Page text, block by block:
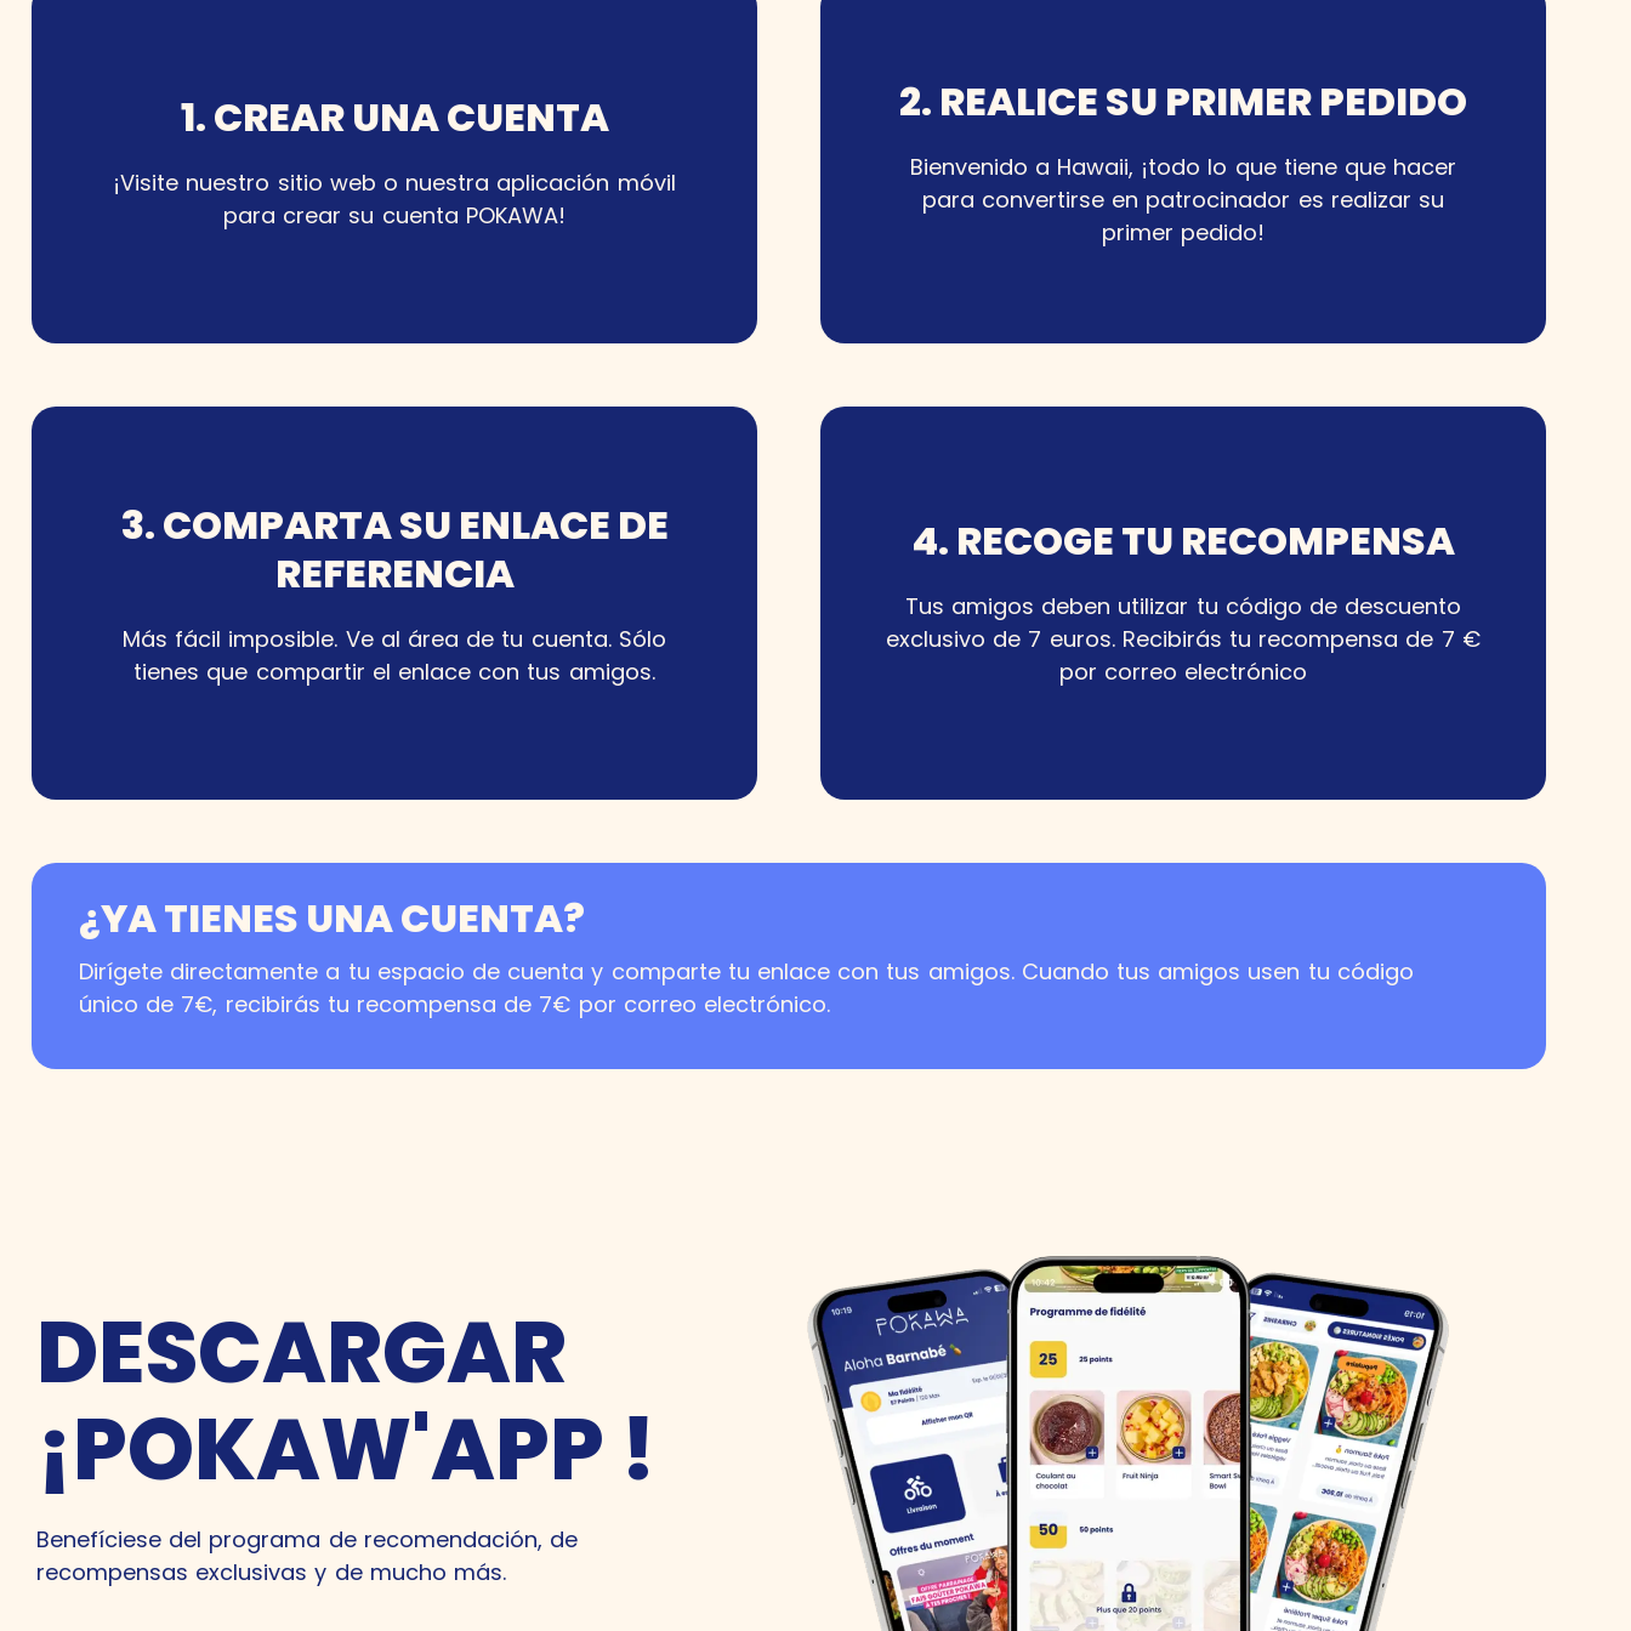
1. CREAR UNA CUENTA
¡Visite nuestro sitio web o nuestra aplicación móvil
para crear su cuenta POKAWA!
2. REALICE SU PRIMER PEDIDO
Bienvenido a Hawaii, ¡todo lo que tiene que hacer
para convertirse en patrocinador es realizar su
primer pedido!
3. COMPARTA SU ENLACE DE
REFERENCIA
Más fácil imposible. Ve al área de tu cuenta. Sólo
tienes que compartir el enlace con tus amigos.
4. RECOGE TU RECOMPENSA
Tus amigos deben utilizar tu código de descuento
exclusivo de 7 euros. Recibirás tu recompensa de 7 €
por correo electrónico
¿YA TIENES UNA CUENTA?
Dirígete directamente a tu espacio de cuenta y comparte tu enlace con tus amigos. Cuando tus amigos usen tu código
único de 7€, recibirás tu recompensa de 7€ por correo electrónico.
DESCARGAR
¡POKAW'APP !
Benefíciese del programa de recomendación, de
recompensas exclusivas y de mucho más.